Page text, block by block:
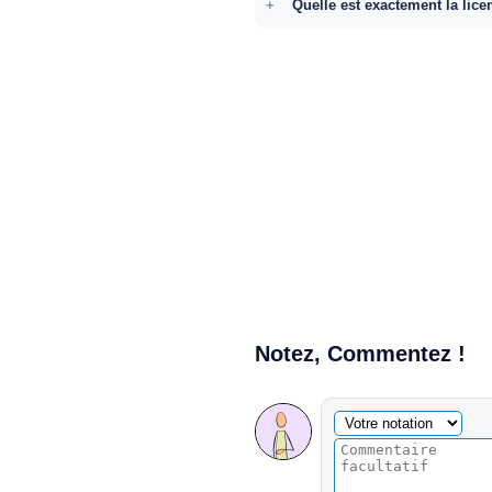
Quelle est exactement la
Notez, Commentez !
Commentaire facultatif
Votre notation